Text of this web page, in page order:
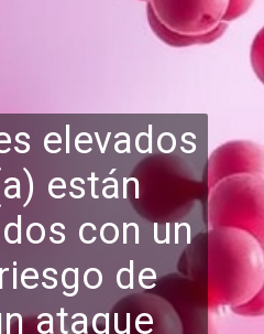
elevados
están
con un
de
ataque